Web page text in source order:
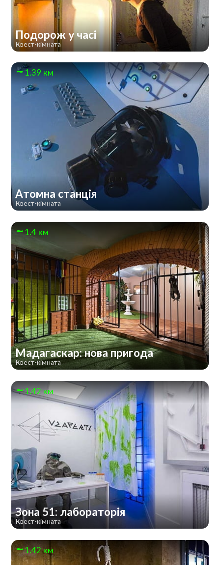
Подорож у часі
Квест-кімната
1.39 км
Атомна станція
Квест-кімната
1.4 км
Мадагаскар: нова пригода
Квест-кімната
1.42 км
Зона 51: лабораторія
Квест-кімната
1.42 км